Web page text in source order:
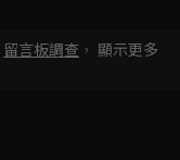
留言板調查 ， 顯示更多